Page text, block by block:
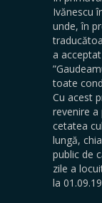
Ivănescu
unde, în
a
toate
Cu acest
revenire
cetatea
lungă,
public de
zile a
la